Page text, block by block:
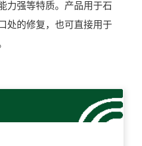
力强等特质。产品用于石
处的修复，也可直接用于